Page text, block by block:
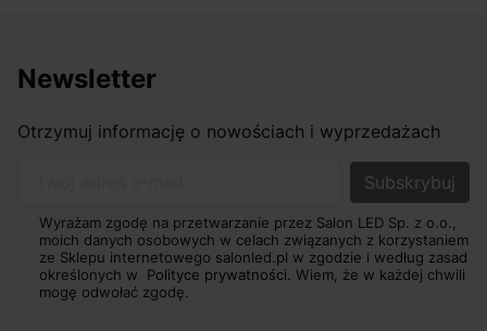
Newsletter
Otrzymuj informację o nowościach i wyprzedażach
Wyrażam zgodę na przetwarzanie przez Salon LED Sp. z o.o.,
moich danych osobowych w celach związanych z korzystaniem
ze Sklepu internetowego salonled.pl w zgodzie i według zasad
określonych w Polityce prywatności. Wiem, że w każdej chwili
mogę odwołać zgodę.